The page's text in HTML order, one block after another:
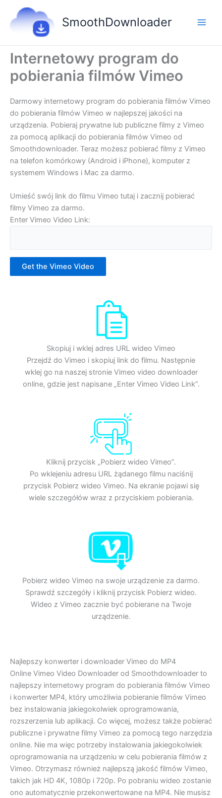
Przejdź
treści
SmoothDownloader
Internetowy program do
pobierania filmów Vimeo
Darmowy internetowy program do pobierania filmów Vimeo
do pobierania filmów Vimeo w najlepszej jakości na
urządzenia. Pobieraj prywatne lub publiczne filmy z Vimeo
za pomocą aplikacji do pobierania filmów Vimeo od
Smoothdownloader. Teraz możesz pobierać filmy z Vimeo
na telefon komórkowy (Android i iPhone), komputer z
systemem Windows i Mac za darmo.
Umieść swój link do filmu Vimeo tutaj i zacznij pobierać
filmy Vimeo za darmo.
Enter Vimeo Video Link:
Get the Vimeo Video
Skopiuj i wklej adres URL wideo Vimeo
Przejdź do Vimeo i skopiuj link do filmu. Następnie
wklej go na naszej stronie Vimeo video downloader
online, gdzie jest napisane „Enter Vimeo Video Link”.
Kliknij przycisk „Pobierz wideo Vimeo”.
Po wklejeniu adresu URL żądanego filmu naciśnij
przycisk Pobierz wideo Vimeo. Na ekranie pojawi się
wiele szczegółów wraz z przyciskiem pobierania.
Pobierz wideo Vimeo na swoje urządzenie za darmo.
Sprawdź szczegóły i kliknij przycisk Pobierz wideo.
Wideo z Vimeo zacznie być pobierane na Twoje
urządzenie.
Najlepszy konwerter i downloader Vimeo do MP4
Online Vimeo Video Downloader od Smoothdownloader to
najlepszy internetowy program do pobierania filmów Vimeo
i konwerter MP4, który umożliwia pobieranie filmów Vimeo
bez instalowania jakiegokolwiek oprogramowania,
rozszerzenia lub aplikacji. Co więcej, możesz także pobierać
publiczne i prywatne filmy Vimeo za pomocą tego narzędzia
online. Nie ma więc potrzeby instalowania jakiegokolwiek
oprogramowania na urządzeniu w celu pobierania filmów z
Vimeo. Otrzymasz również najlepszą jakość filmów Vimeo,
takich jak HD 4K, 1080p i 720p. Po pobraniu wideo zostanie
ono automatycznie przekonwertowane na MP4. Nie musisz